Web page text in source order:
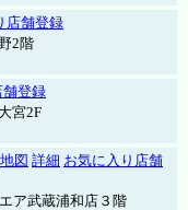
店舗登録
2階
舗登録
宮2F
地図 詳細 お気に入り店舗
ア武蔵浦和店３階